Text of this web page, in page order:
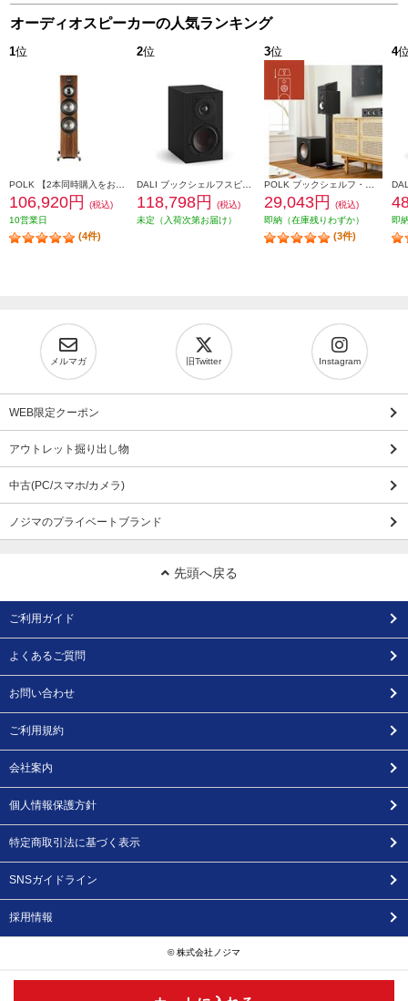
オーディオスピーカーの人気ランキング
1位
106,920円
(税込)
10営業日
(4件)
2位
118,798円
(税込)
未定（入荷次第お届け）
3位
29,043円
(税込)
即納（在庫残りわずか）
(3件)
4
即
メルマガ 旧Twitter Instagram
WEB限定クーポン
アウトレット掘り出し物
中古(PC/スマホ/カメラ)
ノジマのプライベートブランド
先頭へ戻る
ご利用ガイド
よくあるご質問
お問い合わせ
ご利用規約
会社案内
個人情報保護方針
特定商取引法に基づく表示
SNSガイドライン
採用情報
© 株式会社ノジマ